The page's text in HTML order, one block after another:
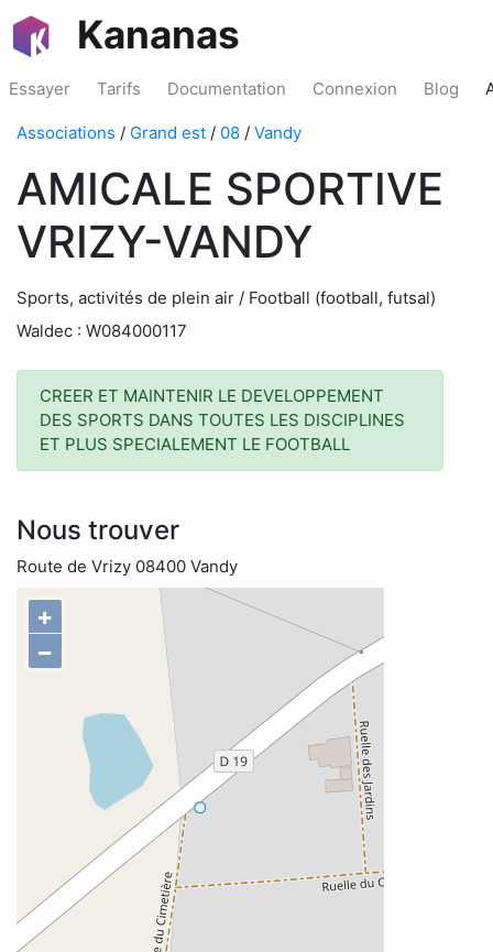
Kananas
Essayer Tarifs Documentation Connexion Blog
Associations / Grand est / 08 / Vandy
AMICALE SPORTIVE
VRIZY-VANDY
Sports, activités de plein air / Football (football, futsal)
Waldec : W084000117
CREER ET MAINTENIR LE DEVELOPPEMENT
DES SPORTS DANS TOUTES LES DISCIPLINES
ET PLUS SPECIALEMENT LE FOOTBALL
Nous trouver
Route de Vrizy 08400 Vandy
+
−